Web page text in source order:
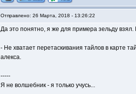
Отправлено: 26 Марта, 2018 - 13:26:22
Да это понятно, я же для примера зельду
- Не хватает перетаскивания тайлов в карте
алекса.
-----
Я не волшебник - я только учусь...